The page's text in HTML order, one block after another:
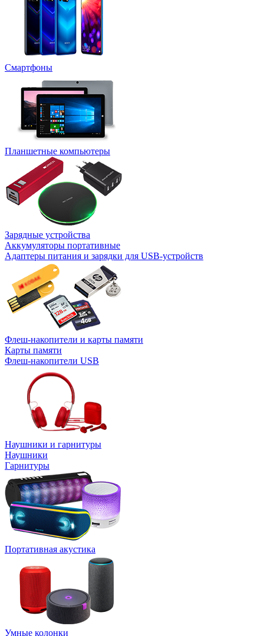
Смартфоны
Планшетные компьютеры
Зарядные устройства
Аккумуляторы портативные
Адаптеры питания и зарядки для USB-устройств
Флеш-накопители и карты памяти
Карты памяти
Флеш-накопители USB
Наушники и гарнитуры
Наушники
Гарнитуры
Портативная акустика
Умные колонки